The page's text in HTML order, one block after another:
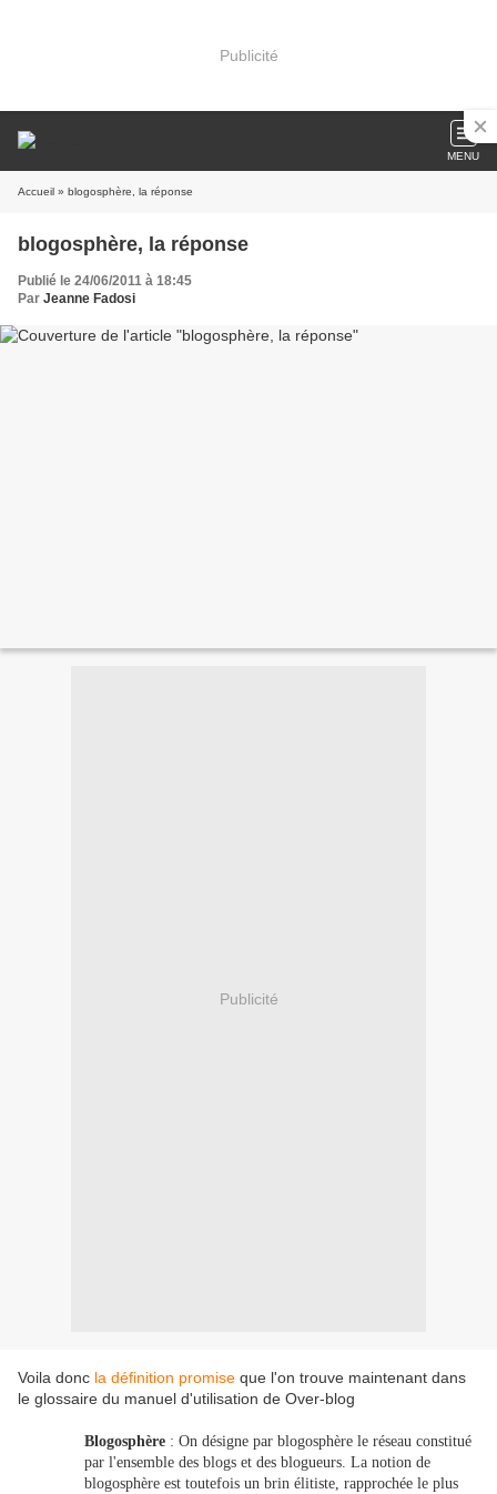
Publicité
MENU
Accueil » blogosphère, la réponse
blogosphère, la réponse
Publié le 24/06/2011 à 18:45
Par Jeanne Fadosi
Publicité
Voila donc la définition promise que l'on trouve maintenant dans
le glossaire du manuel d'utilisation de Over-blog
Blogosphère : On désigne par blogosphère le réseau constitué
par l'ensemble des blogs et des blogueurs. La notion de
blogosphère est toutefois un brin élitiste, rapprochée le plus